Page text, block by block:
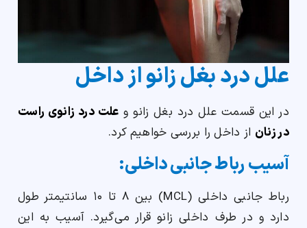
عللدرد بغل زانو از داخل
در این قسمت علل درد بغل زانو و علت درد زانوی راست
در زنان از داخل را بررسی خواهیم کرد.
آسیب رباط جانبی داخلی:
رباط جانبی داخلی (MCL) بین ۸ تا ۱۰ سانتیمتر طول
دارد و در طرف داخلی زانو قرار می‌گیرد. آسیب به این